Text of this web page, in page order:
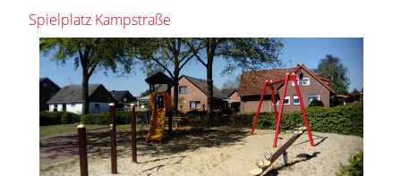
Spielplatz Kampstraße